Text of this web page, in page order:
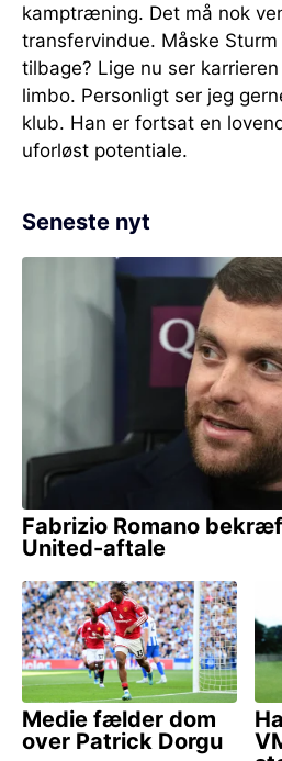
kamptræning. Det må nok
transfervindue. Måske
tilbage? Lige nu ser
limbo. Personligt ser jeg
klub. Han er fortsat en
uforløst potentiale.
Seneste nyt